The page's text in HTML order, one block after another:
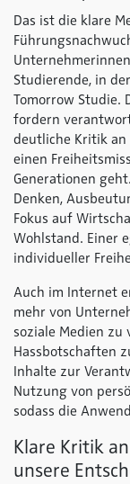
Das ist die klare
Studierende, in
Tomorrow Studie.
fordern
deutliche Kritik an
einen
Generationen
Denken,
Fokus auf
Wohlstand. Einer
individueller
Auch im Internet
mehr von
soziale Medien zu
Hassbotschaften
Inhalte zur
Nutzung von
sodass die
Klare Kritik
unsere